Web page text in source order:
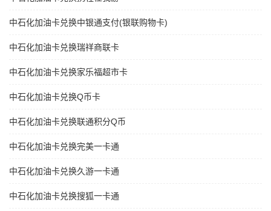
中石化加油卡兑换中银通支付(银联购物卡)
中石化加油卡兑换瑞祥商联卡
中石化加油卡兑换家乐福超市卡
中石化加油卡兑换Q币卡
中石化加油卡兑换联通积分Q币
中石化加油卡兑换完美一卡通
中石化加油卡兑换久游一卡通
中石化加油卡兑换搜狐一卡通